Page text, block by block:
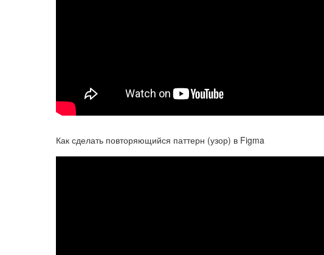
Как сделать повторяющийся паттерн (узор) в Figma